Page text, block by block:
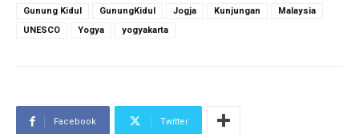
Gunung Kidul
GunungKidul Jogja Kunjungan
Malaysia
UNESCO
Yogya yogyakarta
Facebook Twitter